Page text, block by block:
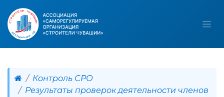
Контроль СРО
Результаты проверок деятельности членов